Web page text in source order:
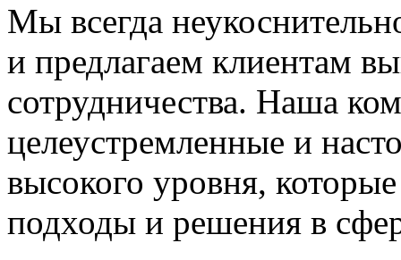
Мы всегда
и предлагаем клиентам
сотрудничества. Наша
целеустремленные и
высокого уровня,
подходы и решения в